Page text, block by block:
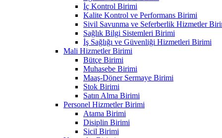
İç Kontrol Birimi
Kalite Kontrol ve Performans Birimi
Sivil Savunma ve Seferberlik Hizmetler
Sağlık Bilgi Sistemleri Birimi
İş Sağlığı ve Güvenliği Hizmetleri Birimi
Mali Hizmetler Birimi
Bütçe Birimi
Muhasebe Birimi
Maaş-Döner Sermaye Birimi
Stok Birimi
Satın Alma Birimi
Personel Hizmetler Birimi
Atama Birimi
Disiplin Birimi
Sicil Birimi